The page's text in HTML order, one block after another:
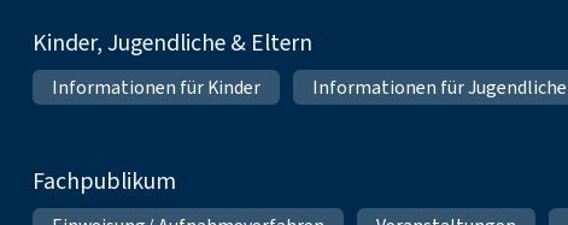
Kinder, Jugendliche & Eltern
Informationen für Kinder Informationen für Jugendliche
Fachpublikum